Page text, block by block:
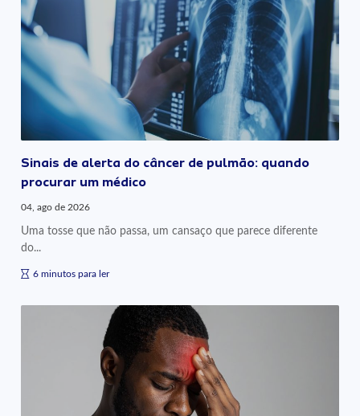
Sinais de alerta do câncer de pulmão: quando
procurar um médico
04, ago de 2026
Uma tosse que não passa, um cansaço que parece diferente
do...
6 minutos para ler